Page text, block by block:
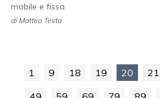
mobile e fissa
di Matteo Testa
1 9 18 19 20 21